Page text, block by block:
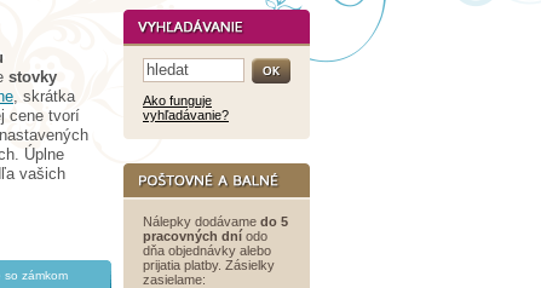
stovky
, skrátka
cene tvorí
Úplne
vašich
so zámkom
Ako funguje
vyhľadávanie?
Nálepky dodávame do 5
pracovných dní odo
dňa objednávky alebo
prijatia platby. Zásielky
zasielame: